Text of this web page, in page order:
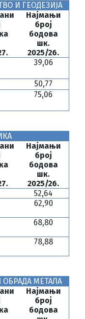
И ГЕОДЕЗИЈА
Најмањи
број
бодова
шк.
2025/26.
39,06
50,77
75,06
Најмањи
број
бодова
шк.
2025/26.
52,64
62,90
68,80
78,88
МЕТАЛА
Најмањи
број
бодова